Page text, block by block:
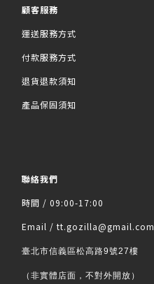
顧客服務
運送服務方式
付款服務方式
退貨退款須知
產品保固須知
聯絡我們
時間 / 09:00-17:00
Email / tt.gozilla@gmail.com
臺北市信義區松高路9號27樓
（非實體店面，不對外開放）